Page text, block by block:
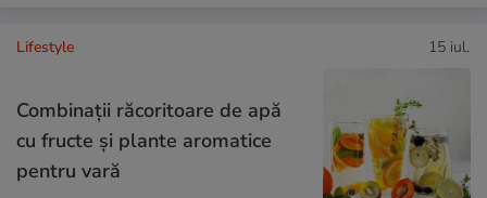
Lifestyle 15 iul.
Combinaţii răcoritoare de apă
cu fructe şi plante aromatice
pentru vară